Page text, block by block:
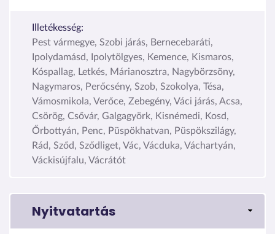
Illetékesség:
Pest vármegye, Szobi járás, Bernecebaráti,
Ipolydamásd, Ipolytölgyes, Kemence, Kismaros,
Kóspallag, Letkés, Márianosztra, Nagybörzsöny,
Nagymaros, Perőcsény, Szob, Szokolya, Tésa,
Vámosmikola, Verőce, Zebegény, Váci járás, Acsa,
Csörög, Csővár, Galgagyörk, Kisnémedi, Kosd,
Őrbottyán, Penc, Püspökhatvan, Püspökszilágy,
Rád, Sződ, Sződliget, Vác, Vácduka, Váchartyán,
Váckisújfalu, Vácrátót
Nyitvatartás